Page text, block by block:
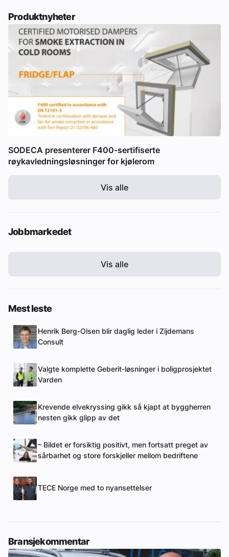
Produktnyheter
SODECA presenterer F400-sertifiserte
røykavledningsløsninger for kjølerom
Vis alle
Jobbmarkedet
Vis alle
Mest leste
Henrik Berg-Olsen blir daglig leder i Zijdemans
Consult
Valgte komplette Geberit-løsninger i boligprosjektet
Varden
Krevende elvekryssing gikk så kjapt at byggherren
nesten gikk glipp av det
– Bildet er forsiktig positivt, men fortsatt preget av
sårbarhet og store forskjeller mellom bedriftene
TECE Norge med to nyansettelser
Bransjekommentar